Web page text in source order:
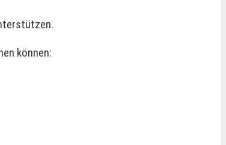
können: